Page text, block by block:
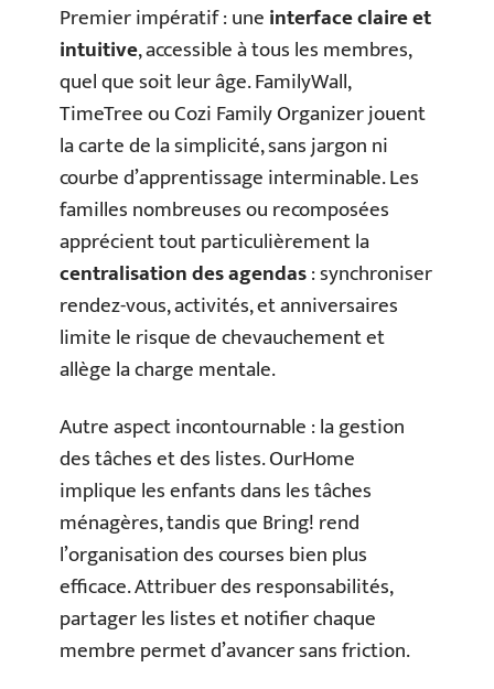
Premier impératif : uneinterface claire et
intuitive, accessible à tous les membres,
quel que soit leur âge. FamilyWall,
TimeTree ou Cozi Family Organizer jouent
la carte de la simplicité, sans jargon ni
courbe d’apprentissage interminable. Les
familles nombreuses ou recomposées
apprécient tout particulièrement la
centralisation des agendas: synchroniser
rendez-vous, activités, et anniversaires
limite le risque de chevauchement et
allège la charge mentale.
Autre aspect incontournable : la gestion
des tâches et des listes. OurHome
implique les enfants dans les tâches
ménagères, tandis que Bring! rend
l’organisation des courses bien plus
efficace. Attribuer des responsabilités,
partager les listes et notifier chaque
membre permet d’avancer sans friction.